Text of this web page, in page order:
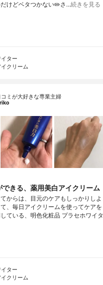
けどベタつかない✏️さ…続きを見る
ター
クリーム
ミが大好きな専業主婦
できる、薬用美白アイクリーム
からは、目元のケアもしっかりしよ
、毎日アイクリームを使ってケアを
ている、明色化粧品 プラセホワイタ
ター
クリーム